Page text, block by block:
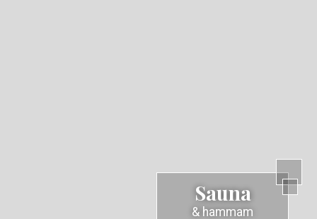
Sauna
& hammam